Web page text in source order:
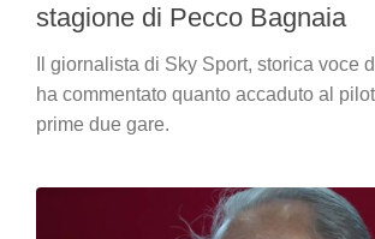
stagione di Pecco Bagnaia
Il giornalista di Sky Sport, storica voce
ha commentato quanto accaduto al
prime due gare.